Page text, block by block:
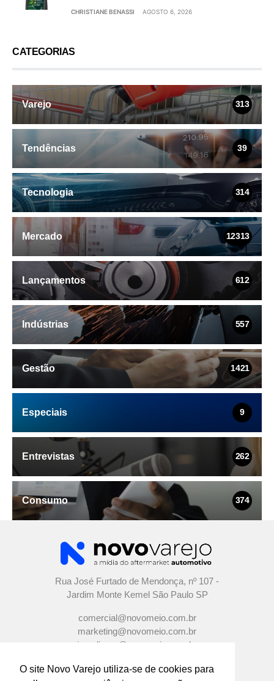
O site Novo Varejo utiliza-se de cookies para
CHRISTIANE BENASSI AGOSTO 6, 2026
CATEGORIAS
Varejo 313
Tendências 39
Tecnologia 314
Mercado 12313
Lançamentos 612
Indústrias 557
Gestão 1421
Especiais 9
Entrevistas 262
Consumo 374
Rua José Furtado de Mendonça, nº 107 -
Jardim Monte Kemel São Paulo SP
comercial@novomeio.com.br
marketing@novomeio.com.br
jornalismo@novomeio.com.br